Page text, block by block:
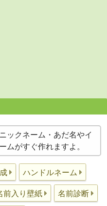
ックネーム・あだ名やイ
ムがすぐ作れますよ。
ハンドルネーム
前入り壁紙 名前診断